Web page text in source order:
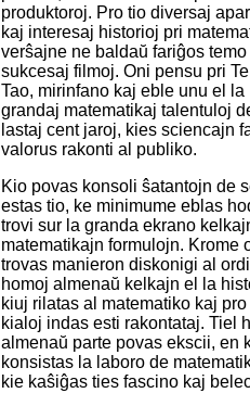
produktoroj. Pro tio diversaj
kaj interesaj historioj pri
verŝajne ne baldaŭ fariĝos
sukcesaj filmoj. Oni pensu pri
Tao, mirinfano kaj eble unu el la
grandaj matematikaj talentuloj
lastaj cent jaroj, kies sciencajn
valorus rakonti al publiko.
Kio povas konsoli ŝatantojn de
estas tio, ke minimume eblas
trovi sur la granda ekrano
matematikajn formulojn. Krome
trovas manieron diskonigi al
homoj almenaŭ kelkajn el la
kiuj rilatas al matematiko kaj
kialoj indas esti rakontataj. Tiel
almenaŭ parte povas ekscii, en
konsistas la laboro de
kie kaŝiĝas ties fascino kaj